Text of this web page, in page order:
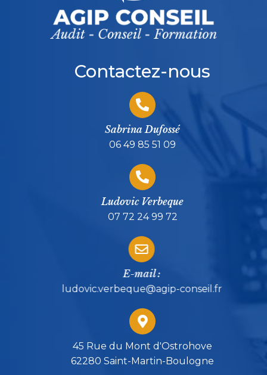
Contactez-nous
Sabrina Dufossé
06 49 85 51 09
Ludovic Verbeque
07 72 24 99 72
E-mail :
ludovic.verbeque@agip-conseil.fr
45 Rue du Mont d'Ostrohove
62280 Saint-Martin-Boulogne